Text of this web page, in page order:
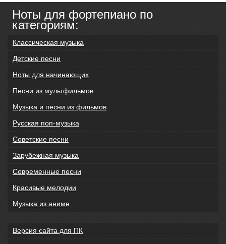
Ноты для фортепиано по
категориям:
Классическая музыка
Детские песни
Ноты для начинающих
Песни из мультфильмов
Музыка и песни из фильмов
Русская поп-музыка
Советские песни
Зарубежная музыка
Современные песни
Красивые мелодии
Музыка из аниме
Версия сайта для ПК